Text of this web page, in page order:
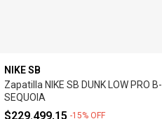
NIKE SB
Zapatilla NIKE SB DUNK LOW PRO B-
SEQUOIA
$229.499,15 -15% OFF